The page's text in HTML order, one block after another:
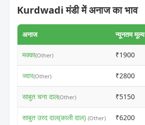
Kurdwadi मंडी में अनाज का भाव
अनाज न्यूनतम मूल्य
मक्का(Other) ₹1900
ज्वार(Other) ₹2800
साबुत चना दाल(Other) ₹5150
साबुत उरद दाल(काली दाल) (Other) ₹6200